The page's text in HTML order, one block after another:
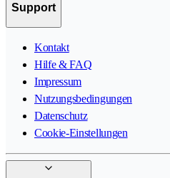
Support
Kontakt
Hilfe & FAQ
Impressum
Nutzungsbedingungen
Datenschutz
Cookie-Einstellungen